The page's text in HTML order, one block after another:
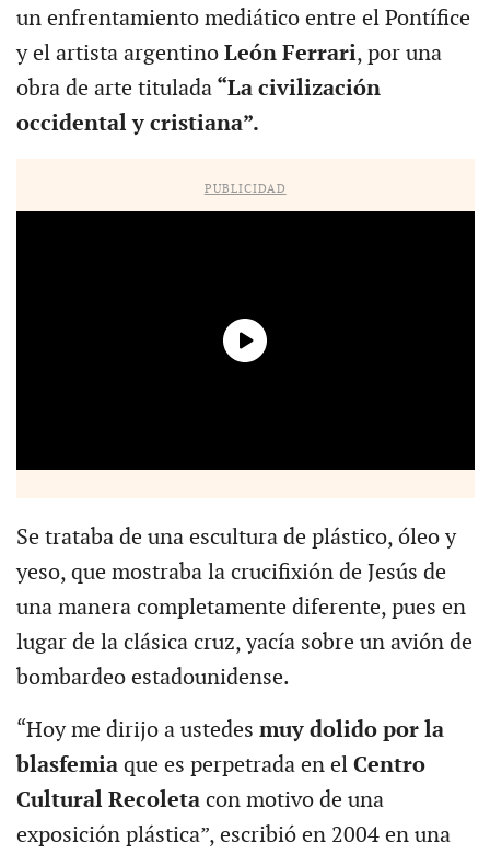
un enfrentamiento mediático entre el Pontífice
y el artista argentinoLeón Ferrari, por una
obra de arte titulada“La civilización
occidental y cristiana”.
PUBLICIDAD
Se trataba de una escultura de plástico, óleo y
yeso, que mostraba la crucifixión de Jesús de
una manera completamente diferente, pues en
lugar de la clásica cruz, yacía sobre un avión de
bombardeo estadounidense.
“Hoy me dirijo a ustedes muy dolido por la
blasfemiaque es perpetrada en el Centro
Cultural Recoleta con motivo de una
exposición plástica”, escribió en 2004 en una